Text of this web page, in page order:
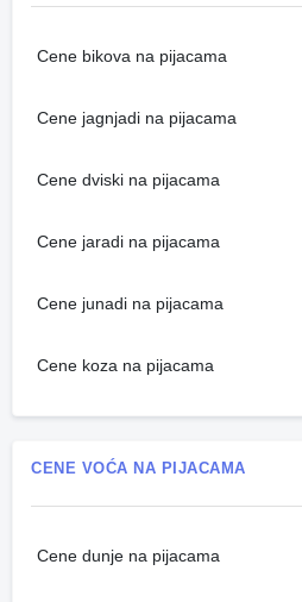
Cene bikova na pijacama
Cene jagnjadi na pijacama
Cene dviski na pijacama
Cene jaradi na pijacama
Cene junadi na pijacama
Cene koza na pijacama
CENE VOĆA NA PIJACAMA
Cene dunje na pijacama